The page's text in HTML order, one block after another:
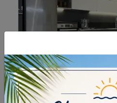
CUCINA SCAVOLINI
IN DECORATIVO